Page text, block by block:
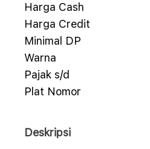
Harga Cash
Harga Credit
Minimal DP
Warna
Pajak s/d
Plat Nomor
Deskripsi